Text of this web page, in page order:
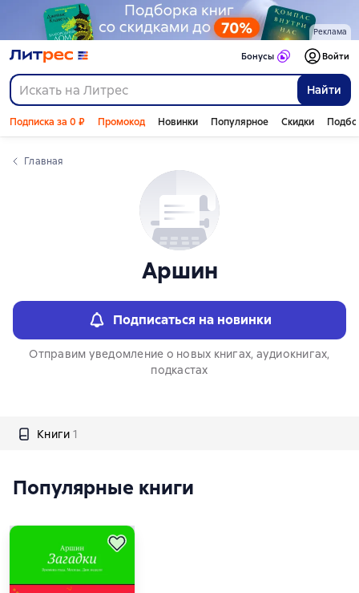
Реклама
Найти
Бонусы Войти
Подписка за 0 ₽ Промокод Новинки Популярное Скидки
Главная
Аршин
Подписаться на новинки
Отправим уведомление о новых книгах, аудиокнигах,
подкастах
Книги 1
Слайдер с книгами
Популярные книги